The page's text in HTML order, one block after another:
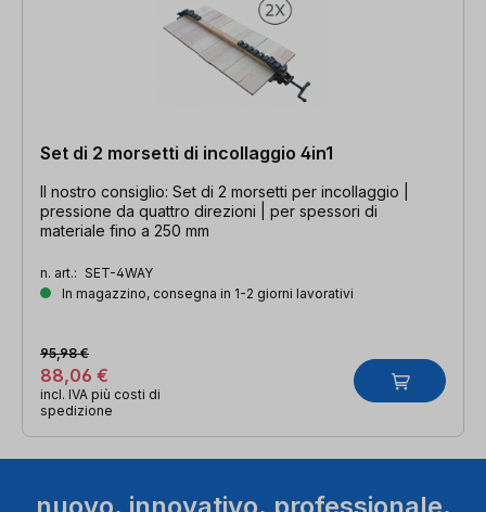
Set di 2 morsetti di incollaggio 4in1
Il nostro consiglio: Set di 2 morsetti per incollaggio |
pressione da quattro direzioni | per spessori di
materiale fino a 250 mm
n. art.: SET-4WAY
In magazzino, consegna in 1-2 giorni lavorativi
88,06 €
95,98 €
incl. IVA più costi di
spedizione